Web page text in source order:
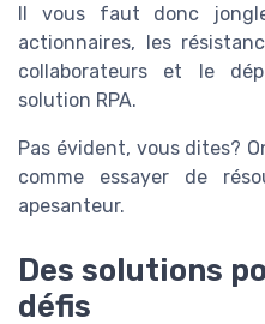
Il vous faut donc
actionnaires, les
collaborateurs et le
solution RPA.
Pas évident, vous dites?
comme essayer de
apesanteur.
Des solutions
défis